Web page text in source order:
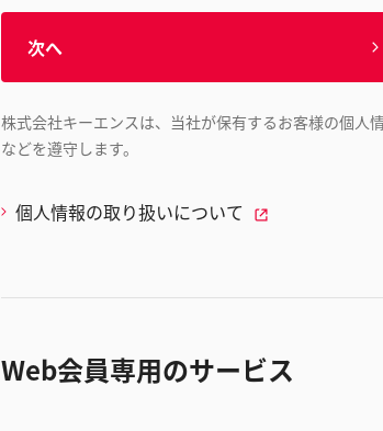
次へ
株式会社キーエンスは、当社が保有するお客様の個人
などを遵守します。
個人情報の取り扱いについて
Web会員専用のサービス